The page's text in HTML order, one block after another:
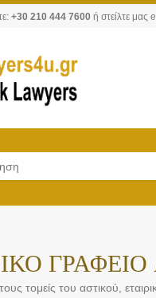
+30 210 444 7600 ή στείλτε μας
τομείς του αστικού,